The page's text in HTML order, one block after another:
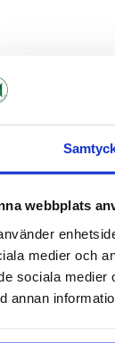
webbplats
medier och
sociala medier
annan